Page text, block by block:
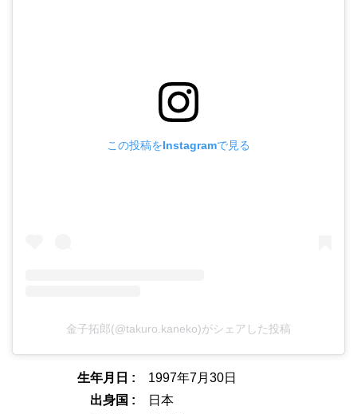
この投稿をInstagramで見る
金子拓郎(@takuro.kaneko)がシェアした投稿
生年月日 :
1997年7月30日
出身国 :
日本